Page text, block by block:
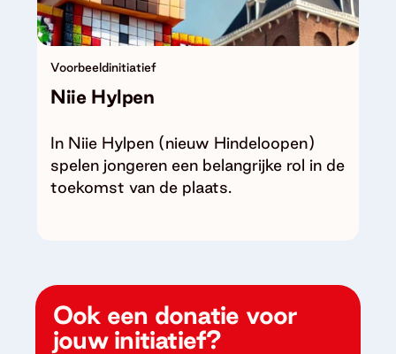
Voorbeeldinitiatief
Niie Hylpen
In Niie Hylpen (nieuw Hindeloopen)
spelen jongeren een belangrijke rol in de
toekomst van de plaats.
Ook een donatie voor
jouw initiatief?